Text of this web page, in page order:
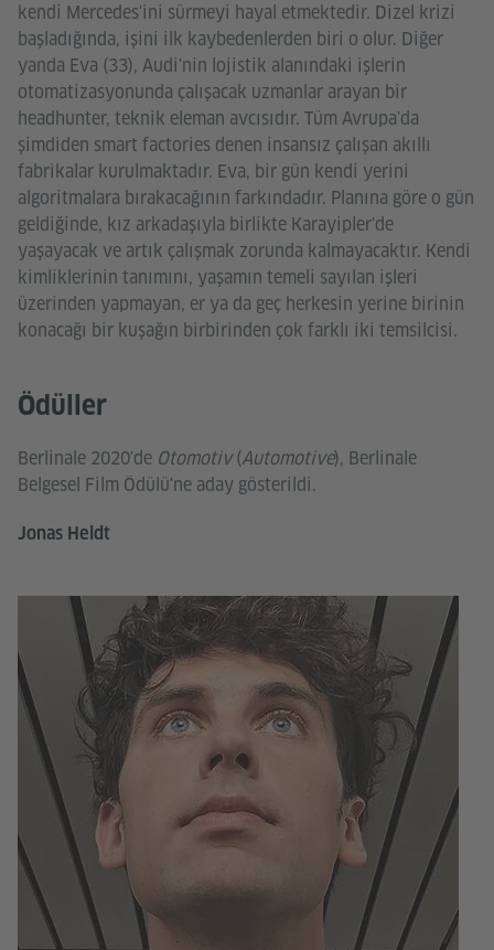
kendi Mercedes'ini sürmeyi hayal etmektedir. Dizel krizi
başladığında, işini ilk kaybedenlerden biri o olur. Diğer
yanda Eva (33), Audi'nin lojistik alanındaki işlerin
otomatizasyonunda çalışacak uzmanlar arayan bir
headhunter, teknik eleman avcısıdır. Tüm Avrupa'da
şimdiden smart factories denen insansız çalışan akıllı
fabrikalar kurulmaktadır. Eva, bir gün kendi yerini
algoritmalara bırakacağının farkındadır. Planına göre o gün
geldiğinde, kız arkadaşıyla birlikte Karayipler'de
yaşayacak ve artık çalışmak zorunda kalmayacaktır. Kendi
kimliklerinin tanımını, yaşamın temeli sayılan işleri
üzerinden yapmayan, er ya da geç herkesin yerine birinin
konacağı bir kuşağın birbirinden çok farklı iki temsilcisi.
Ödüller
Berlinale 2020'de Otomotiv(Automotive), Berlinale
Belgesel Film Ödülü'ne aday gösterildi.
Jonas Heldt